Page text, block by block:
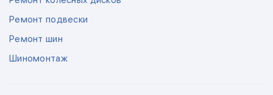
Ремонт подвески
Ремонт шин
Шиномонтаж